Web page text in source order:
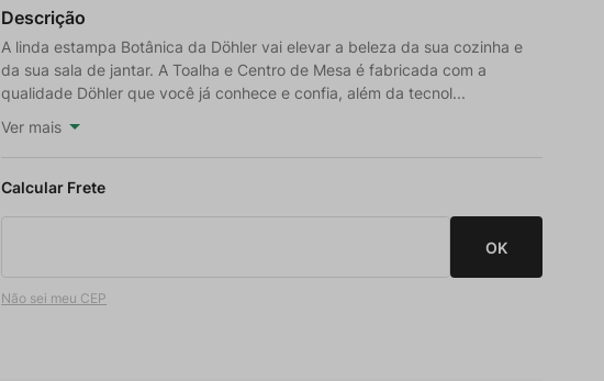
Descrição
A linda estampa Botânica da Döhler vai elevar a beleza da sua cozinha e
da sua sala de jantar. A Toalha e Centro de Mesa é fabricada com a
qualidade Döhler que você já conhece e confia, além da tecnol...
Ver mais
Não sei meu CEP